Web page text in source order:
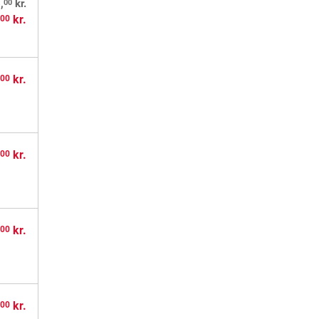
00 kr.
00 kr.
00 kr.
00 kr.
00 kr.
00 kr.